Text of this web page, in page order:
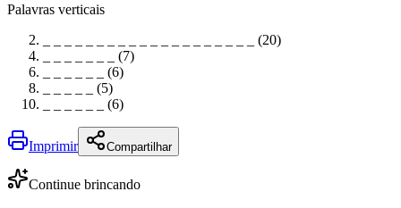
Palavras verticais
_ _ _ _ _ _ _ _ _ _ _ _ _ _ _ _ _ _ _ _ (20)
_ _ _ _ _ _ _ (7)
_ _ _ _ _ _ (6)
_ _ _ _ _ (5)
_ _ _ _ _ _ (6)
Imprimir Compartilhar
Continue brincando